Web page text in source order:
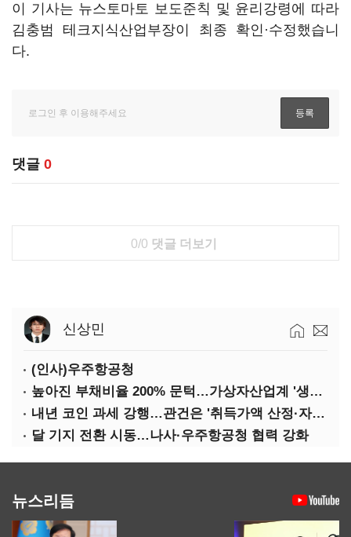
이 기사는 뉴스토마토 보도준칙 및 윤리강령에 따라
김충범 테크지식산업부장이 최종 확인·수정했습니
다.
댓글 0
0/0 댓글 더보기
신상민
(인사)우주항공청
높아진 부채비율 200% 문턱…가상자산업계 '생존 시험대'
내년 코인 과세 강행…관건은 '취득가액 산정·자산 이동'
달 기지 전환 시동…나사·우주항공청 협력 강화
뉴스리듬